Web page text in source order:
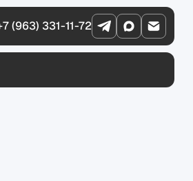
(963) 331-11-72